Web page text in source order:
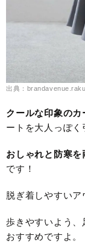
出典：
クールな印象の
ートを大人っぽく
おしゃれと防寒
です！
脱ぎ着しやすい
歩きやすいよう
おすすめですよ。